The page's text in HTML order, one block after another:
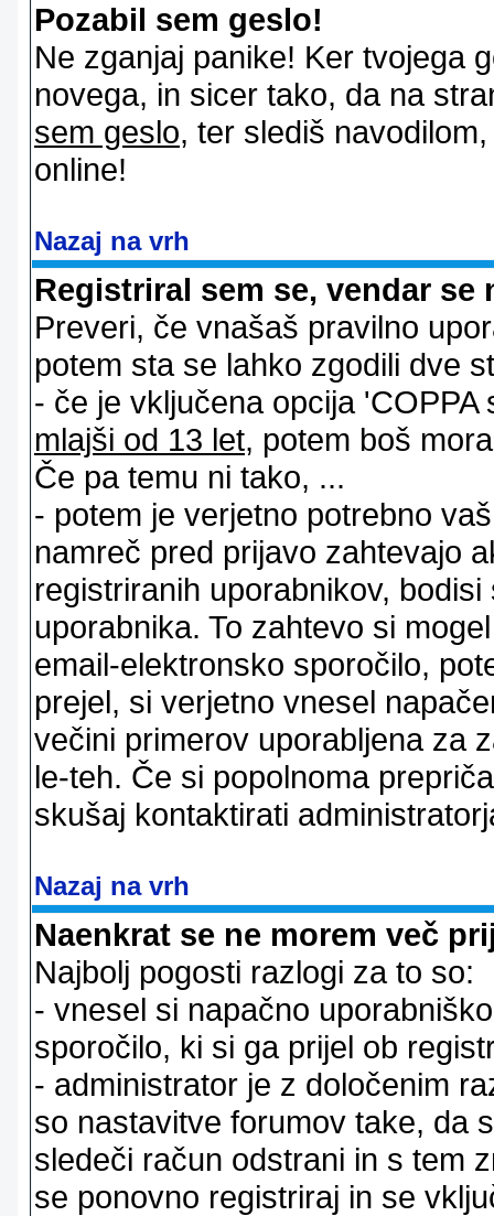
Pozabil sem geslo!
Ne zganjaj panike! Ker tvojega
novega, in sicer tako, da na
sem geslo, ter slediš
online!
Nazaj na vrh
Registriral sem se, vendar
Preveri, če vnašaš pravilno
potem sta se lahko zgodili dve
- če je vključena opcija
mlajši od 13 let, potem boš
Če pa temu ni tako, ...
- potem je verjetno potrebno
namreč pred prijavo zahtevajo
registriranih uporabnikov,
uporabnika. To zahtevo si
email-elektronsko sporočilo,
prejel, si verjetno vnesel
večini primerov uporabljena za
le-teh. Če si popolnoma
skušaj kontaktirati
Nazaj na vrh
Naenkrat se ne morem več
Najbolj pogosti razlogi za to so:
- vnesel si napačno
sporočilo, ki si ga prijel ob
- administrator je z določenim
so nastavitve forumov take, da
sledeči račun odstrani in s tem
se ponovno registriraj in se